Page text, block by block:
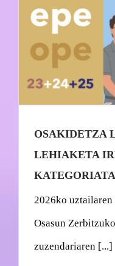
OSAKIDETZA
LEHIAKETA
2026ko uztailaren
Osasun
zuzendariaren [...]